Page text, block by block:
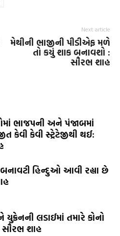
Next article
મેથીની ભાજીની પીડીએફ મળે
તો કયું શાક બનાવશો :
સૌરભ શાહ
ભાજપની અને પંજાબમાં
કેવી કેવી સ્ટ્રેટેજીથી થઈ:
હિન્દુઓ આવી રહ્યા છે
લડાઈમાં તમારે કોનો
સૌરભ શાહ